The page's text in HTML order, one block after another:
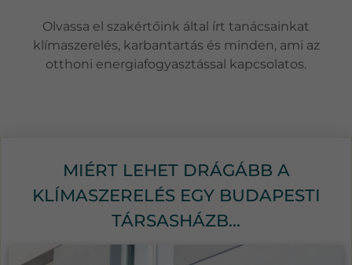
Olvassa el szakértőink által írt tanácsainkat
klímaszerelés, karbantartás és minden, ami az
otthoni energiafogyasztással kapcsolatos.
MIÉRT LEHET DRÁGÁBB A
KLÍMASZERELÉS EGY BUDAPESTI
TÁRSASHÁZB...